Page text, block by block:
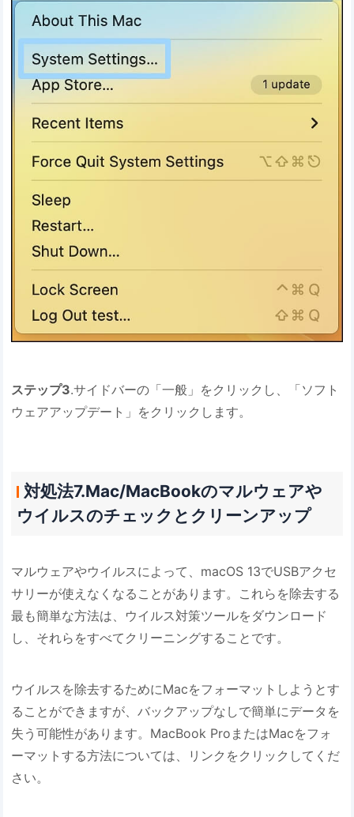
ステップ3.サイドバーの「一般」をクリックし、「ソフト
ウェアアップデート」をクリックします。
対処法7.Mac/MacBookのマルウェアや
ウイルスのチェックとクリーンアップ
マルウェアやウイルスによって、macOS 13でUSBアクセ
サリーが使えなくなることがあります。これらを除去する
最も簡単な方法は、ウイルス対策ツールをダウンロード
し、それらをすべてクリーニングすることです。
ウイルスを除去するためにMacをフォーマットしようとす
ることができますが、バックアップなしで簡単にデータを
失う可能性があります。MacBook ProまたはMacをフォ
ーマットする方法については、リンクをクリックしてくだ
さい。